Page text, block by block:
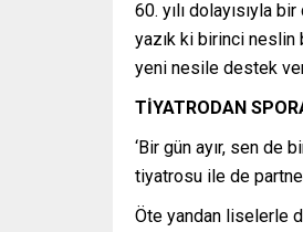
60. yılı dolayısıyla
yazık ki birinci neslin
yeni nesile destek
TİYATRODAN
‘Bir gün ayır, sen de
tiyatrosu ile de
Öte yandan liselerle